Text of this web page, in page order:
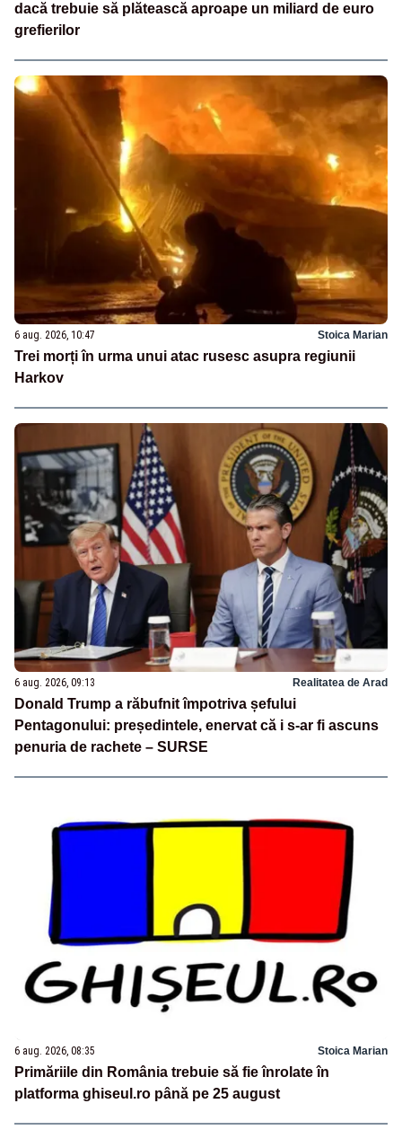
dacă trebuie să plătească aproape un miliard de euro
grefierilor
6 aug. 2026, 10:47 Stoica Marian
Trei morți în urma unui atac rusesc asupra regiunii
Harkov
6 aug. 2026, 09:13 Realitatea de Arad
Donald Trump a răbufnit împotriva șefului
Pentagonului: președintele, enervat că i s-ar fi ascuns
penuria de rachete – SURSE
6 aug. 2026, 08:35 Stoica Marian
Primăriile din România trebuie să fie înrolate în
platforma ghiseul.ro până pe 25 august